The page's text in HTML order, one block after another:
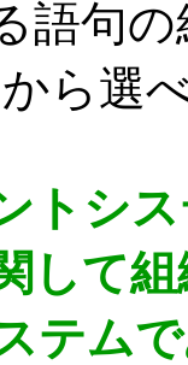
語句
ら選
トシス
して
テム